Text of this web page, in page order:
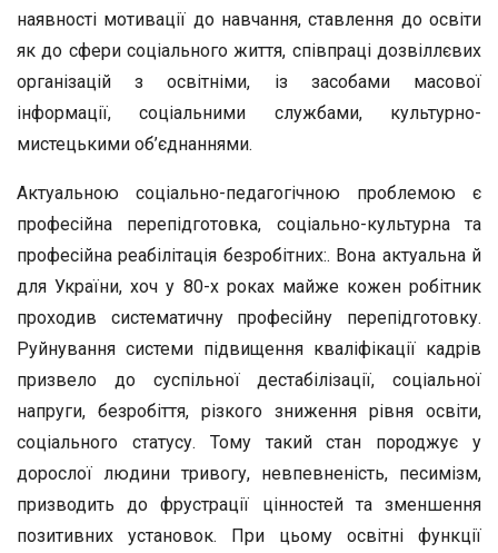
наявності мотивації до навчання, ставлення до освіти
як до сфери соціального життя, співпраці дозвіллєвих
організацій з освітніми, із засобами масової
інформації, соціальними службами, культурно-
мистецькими об’єднаннями.
Актуальною соціально-педагогічною проблемою є
професійна перепідготовка, соціально-культурна та
професійна реабілітація безробітних:. Вона актуальна й
для України, хоч у 80-х роках майже кожен робітник
проходив систематичну професійну перепідготовку.
Руйнування системи підвищення кваліфікації кадрів
призвело до суспільної дестабілізації, соціальної
напруги, безробіття, різкого зниження рівня освіти,
соціального статусу. Тому такий стан породжує у
дорослої людини тривогу, невпевненість, песимізм,
призводить до фрустрації цінностей та зменшення
позитивних установок. При цьому освітні функції